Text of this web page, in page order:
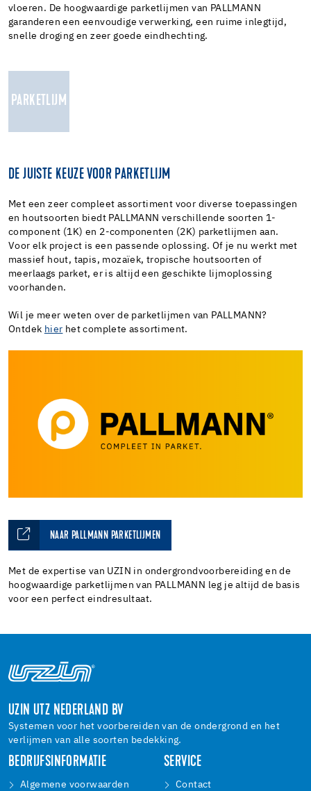
vloeren. De hoogwaardige parketlijmen van PALLMANN
garanderen een eenvoudige verwerking, een ruime inlegtijd,
snelle droging en zeer goede eindhechting.
PARKETLIJM
DE JUISTE KEUZE VOOR PARKETLIJM
Met een zeer compleet assortiment voor diverse toepassingen
en houtsoorten biedt PALLMANN verschillende soorten 1-
component (1K) en 2-componenten (2K) parketlijmen aan.
Voor elk project is een passende oplossing. Of je nu werkt met
massief hout, tapis, mozaïek, tropische houtsoorten of
meerlaags parket, er is altijd een geschikte lijmoplossing
voorhanden.
Wil je meer weten over de parketlijmen van PALLMANN?
Ontdek hier het complete assortiment.
NAAR PALLMANN PARKETLIJMEN
Met de expertise van UZIN in ondergrondvoorbereiding en de
hoogwaardige parketlijmen van PALLMANN leg je altijd de basis
voor een perfect eindresultaat.
UZIN UTZ NEDERLAND BV
Systemen voor het voorbereiden van de ondergrond en het
verlijmen van alle soorten bedekking.
BEDRIJFSINFORMATIE
Algemene voorwaarden
SERVICE
Contact